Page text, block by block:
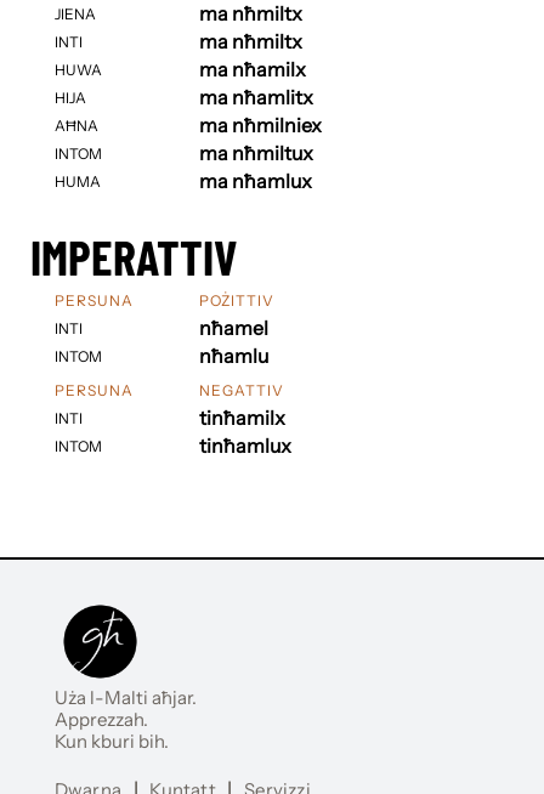
JIENA
INTI
HUWA
HIJA
AĦNA
INTOM
HUMA
ma nħmiltx
ma nħmiltx
ma nħamilx
ma nħamlitx
ma nħmilniex
ma nħmiltux
ma nħamlux
IMPERATTIV
PERSUNA
INTI
INTOM
POŻITTIV
nħamel
nħamlu
PERSUNA
INTI
INTOM
NEGATTIV
tinħamilx
tinħamlux
Uża l-Malti aħjar.
Apprezzah.
Kun kburi bih.